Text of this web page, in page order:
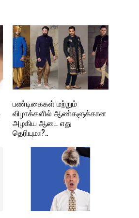
பண்டிகைகள் மற்றும்
விழாக்களில் ஆண்களுக்கான
அழகிய ஆடை எது
தெரியுமா?..